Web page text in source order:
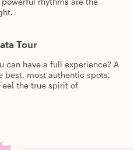
Tour
can have a full experience? A
best, most authentic spots,
the true spirit of